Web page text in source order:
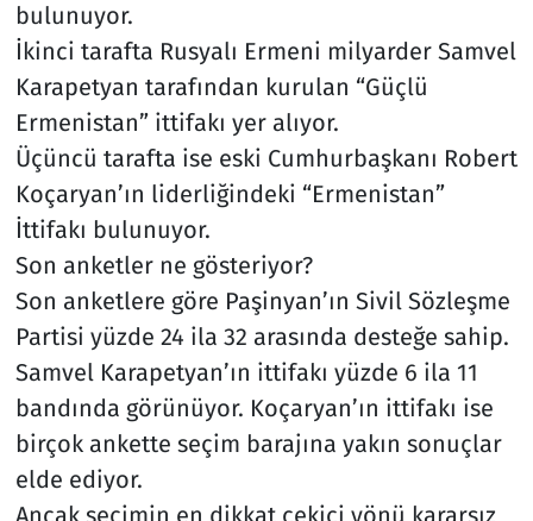
bulunuyor.
İkinci tarafta Rusyalı Ermeni milyarder Samvel
Karapetyan tarafından kurulan “Güçlü
Ermenistan” ittifakı yer alıyor.
Üçüncü tarafta ise eski Cumhurbaşkanı Robert
Koçaryan’ın liderliğindeki “Ermenistan”
İttifakı bulunuyor.
Son anketler ne gösteriyor?
Son anketlere göre Paşinyan’ın Sivil Sözleşme
Partisi yüzde 24 ila 32 arasında desteğe sahip.
Samvel Karapetyan’ın ittifakı yüzde 6 ila 11
bandında görünüyor. Koçaryan’ın ittifakı ise
birçok ankette seçim barajına yakın sonuçlar
elde ediyor.